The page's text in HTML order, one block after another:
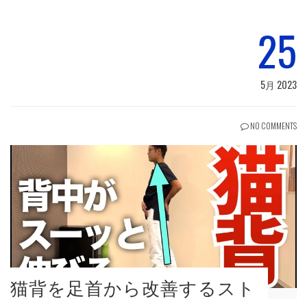
25
5月 2023
NO COMMENTS
猫背を足首から改善するスト